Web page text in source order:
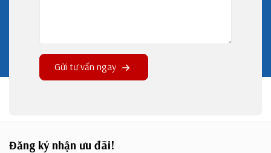
Gửi tư vấn ngay
Đăng ký nhận ưu đãi!